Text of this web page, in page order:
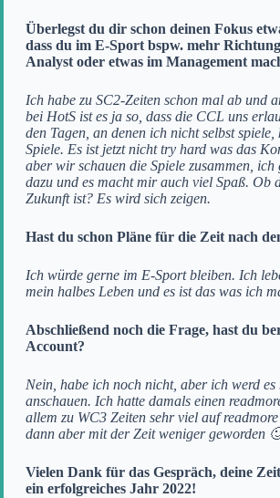
Überlegst du dir schon deinen Fokus
dass du im E-Sport bspw. mehr
Analyst oder etwas im Management
Ich habe zu SC2-Zeiten schon mal ab und
bei HotS ist es ja so, dass die CCL uns
den Tagen, an denen ich nicht selbst
Spiele. Es ist jetzt nicht try hard was das
aber wir schauen die Spiele zusammen, ich
dazu und es macht mir auch viel Spaß. Ob
Zukunft ist? Es wird sich zeigen.
Hast du schon Pläne für die Zeit nach
Ich würde gerne im E-Sport bleiben. Ich
mein halbes Leben und es ist das was ich
Abschließend noch die Frage, hast du
Account?
Nein, habe ich noch nicht, aber ich werd
anschauen. Ich hatte damals einen
allem zu WC3 Zeiten sehr viel auf
dann aber mit der Zeit weniger geworden
Vielen Dank für das Gespräch, deine
ein erfolgreiches Jahr 2022!